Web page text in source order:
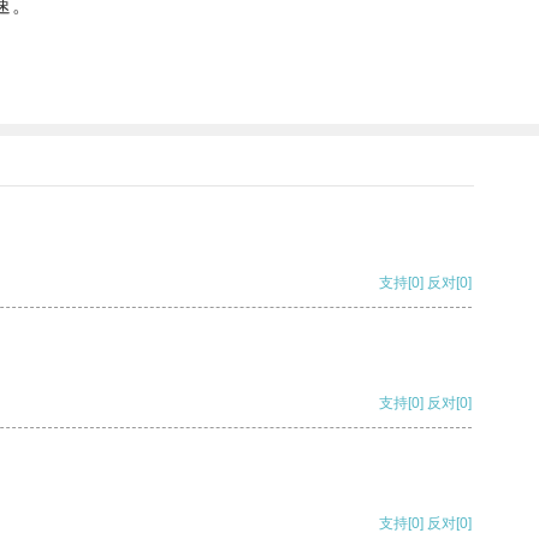
支持[0] 反对[0]
支持[0] 反对[0]
支持[0] 反对[0]